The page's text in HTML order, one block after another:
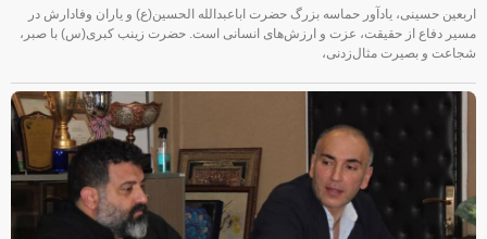
اربعین حسینی، یادآور حماسه بزرگ حضرت اباعبدالله الحسین(ع) و یاران وفادارش در
مسیر دفاع از حقیقت، عزت و ارزش‌های انسانی است. حضرت زینب کبری(س) با صبر،
شجاعت و بصیرت مثال‌زدنی،